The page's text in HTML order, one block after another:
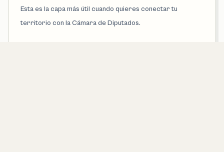
Esta es la capa más útil cuando quieres conectar tu
territorio con la Cámara de Diputados.